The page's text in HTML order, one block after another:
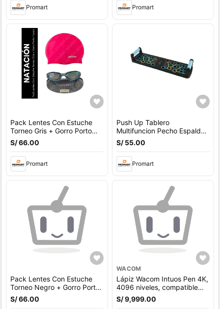
Promart Promart
Pack Lentes Con Estuche
Torneo Gris + Gorro Porto
Fucsia
S/ 66.00
Promart
Push Up Tablero
Multifuncion Pecho Espalda
Hombros Triceps
S/ 55.00
Promart
Pack Lentes Con Estuche
Torneo Negro + Gorro Porto
Azul
S/ 66.00
WACOM
Lápiz Wacom Intuos Pen 4K,
4096 niveles, compatible
con Wacom Intuos, One Pen
S/ 9,999.00